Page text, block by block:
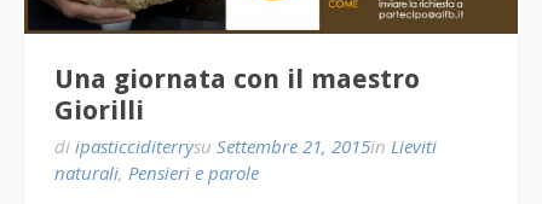
Una giornata con il maestro
Giorilli
di ipasticciditerrysu Settembre 21, 2015in Lieviti
naturali, Pensieri e parole